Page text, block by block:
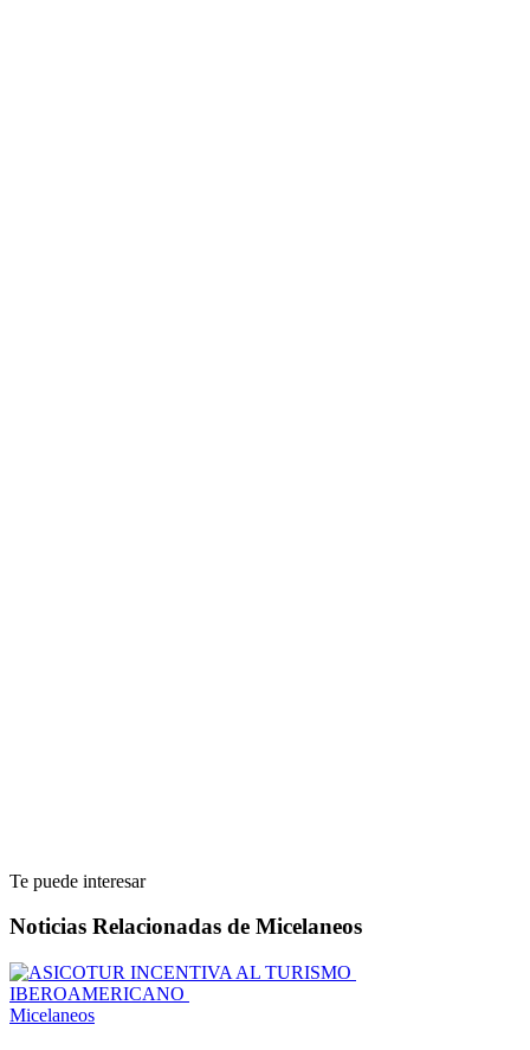
Te puede interesar
Noticias Relacionadas de Micelaneos
Micelaneos